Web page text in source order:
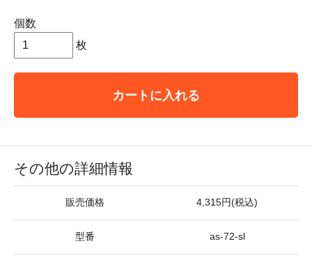
個数
枚
カートに入れる
その他の詳細情報
販売価格 4,315円(税込)
型番 as-72-sl